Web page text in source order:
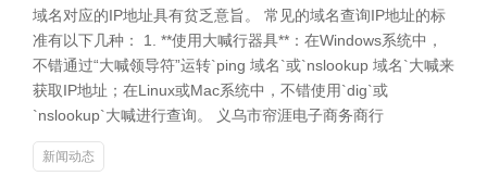
域名对应的IP地址具有贫乏意旨。 常见的域名查询IP地址的标
准有以下几种： 1. **使用大喊行器具**：在Windows系统中，
不错通过“大喊领导符”运转`ping 域名`或`nslookup 域名`大喊来
获取IP地址；在Linux或Mac系统中，不错使用`dig`或
`nslookup`大喊进行查询。 义乌市帘涯电子商务商行
新闻动态